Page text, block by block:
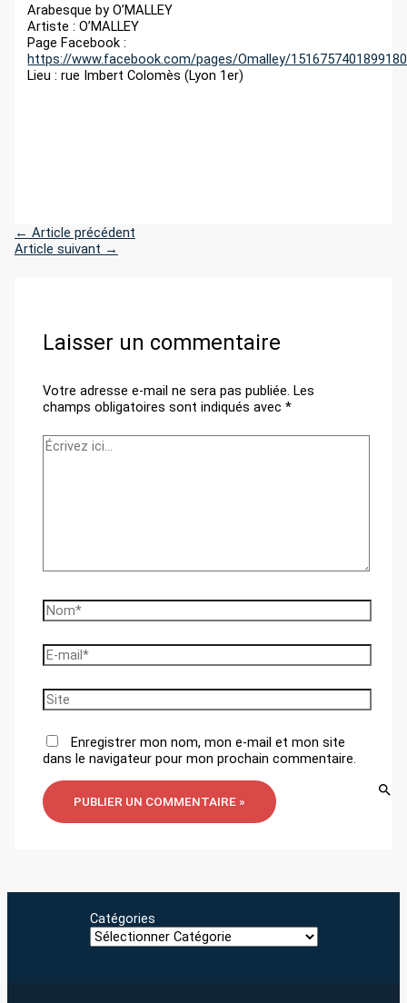
Arabesque by O’MALLEY
Artiste : O’MALLEY
Page Facebook :
https://www.facebook.com/pages/Omalley/1516757401899180
Lieu : rue Imbert Colomès (Lyon 1er)
← Article précédent
Article suivant →
Laisser un commentaire
Votre adresse e-mail ne sera pas publiée. Les
champs obligatoires sont indiqués avec*
Écrivez
Nom*
E-
mail*
Site
Enregistrer mon nom, mon e-mail et mon site
dans le navigateur pour mon prochain commentaire.
r
:
Catégories